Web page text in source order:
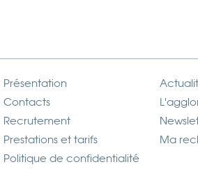
Présentation
Contacts
Recrutement
Prestations et tarifs
Politique de confidentialité
Ma